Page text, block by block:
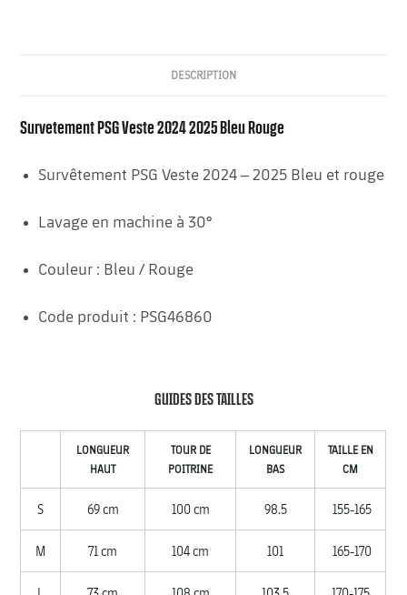
DESCRIPTION
Survetement PSG Veste 2024 2025 Bleu Rouge
Survêtement PSG Veste 2024 – 2025 Bleu et rouge
Lavage en machine à 30°
Couleur : Bleu / Rouge
Code produit : PSG46860
GUIDES DES TAILLES
LONGUEUR
HAUT
TOUR DE
POITRINE
LONGUEUR
BAS
TAILLE EN
CM
S 69 cm 100 cm 98.5 155-165
M 71 cm 104 cm 101 165-170